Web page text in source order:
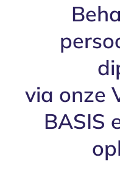
via onze
BASIS